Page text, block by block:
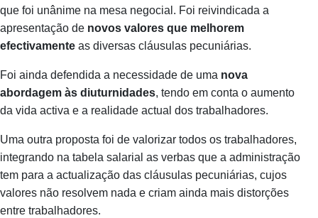
que foi unânime na mesa negocial. Foi reivindicada a
apresentação de novos valores que melhorem
efectivamente as diversas cláusulas pecuniárias.
Foi ainda defendida a necessidade de uma nova
abordagem às diuturnidades, tendo em conta o aumento
da vida activa e a realidade actual dos trabalhadores.
Uma outra proposta foi de valorizar todos os trabalhadores,
integrando na tabela salarial as verbas que a administração
tem para a actualização das cláusulas pecuniárias, cujos
valores não resolvem nada e criam ainda mais distorções
entre trabalhadores.